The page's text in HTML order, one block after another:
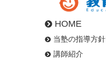
HOME
当塾の指導方針
講師紹介